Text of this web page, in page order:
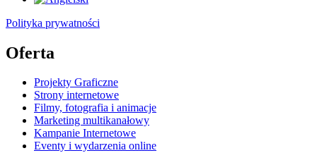
Polityka prywatności
Oferta
Projekty Graficzne
Strony internetowe
Filmy, fotografia i animacje
Marketing multikanałowy
Kampanie Internetowe
Eventy i wydarzenia online